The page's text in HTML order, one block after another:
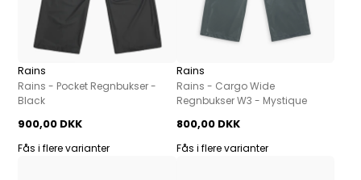
Rains
Rains - Pocket Regnbukser -
Black
900,00 DKK
Fås i flere varianter
Rains
Rains - Cargo Wide
Regnbukser W3 - Mystique
800,00 DKK
Fås i flere varianter